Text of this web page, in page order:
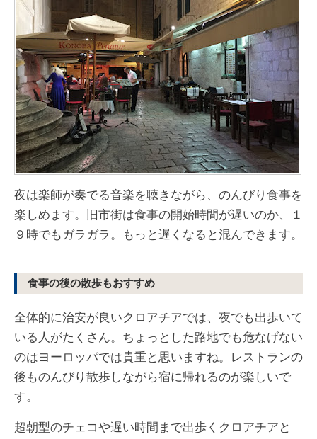
夜は楽師が奏でる音楽を聴きながら、のんびり食事を
楽しめます。旧市街は食事の開始時間が遅いのか、１
９時でもガラガラ。もっと遅くなると混んできます。
食事の後の散歩もおすすめ
全体的に治安が良いクロアチアでは、夜でも出歩いて
いる人がたくさん。ちょっとした路地でも危なげない
のはヨーロッパでは貴重と思いますね。レストランの
後ものんびり散歩しながら宿に帰れるのが楽しいで
す。
超朝型のチェコや遅い時間まで出歩くクロアチアと